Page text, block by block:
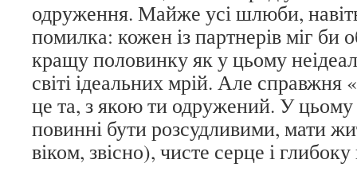
одруження. Майже усі шлюби,
помилка: кожен із партнерів міг би
кращу половинку як у цьому
світі ідеальних мрій. Але
це та, з якою ти одружений. У цьому
повинні бути розсудливими, мати
віком, звісно), чисте серце і